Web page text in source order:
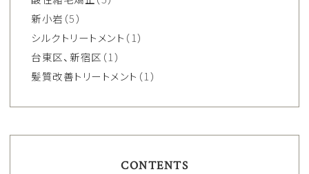
新小岩 （5）
シルクトリートメント （1）
台東区、新宿区 （1）
髪質改善トリートメント （1）
CONTENTS